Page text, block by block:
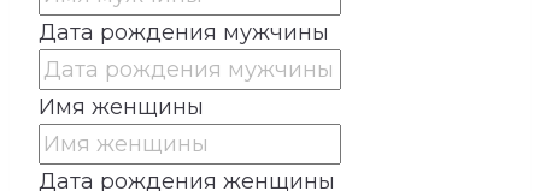
Дата рождения мужчины
Имя женщины
Дата рождения женщины